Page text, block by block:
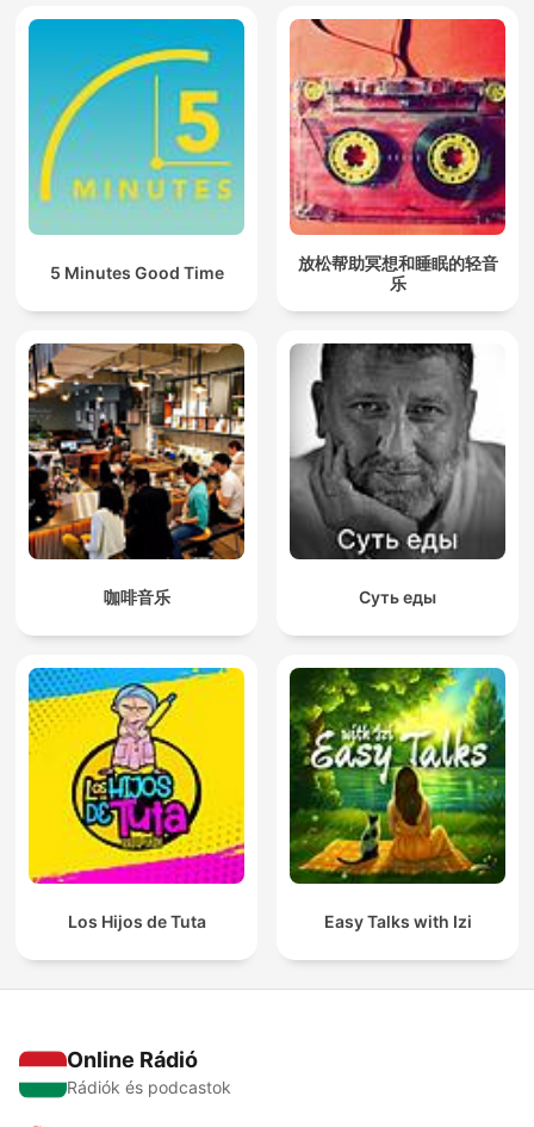
5 Minutes Good Time
放松帮助冥想和睡眠的轻音
乐
咖啡音乐 Суть еды
Los Hijos de Tuta Easy Talks with Izi
Online Rádió
Rádiók és podcastok